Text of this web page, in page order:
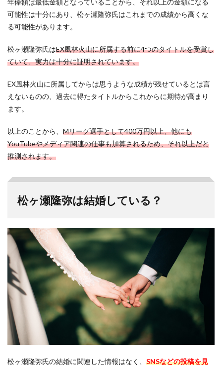
年俸額は最低金額となっていることから、それ以上の金額になる
可能性は十分にあり、松ヶ瀬隆弥氏はこれまでの成績から高くな
る可能性があります。
松ヶ瀬隆弥氏はEX風林火山に所属する前に4つのタイトルを受賞し
ていて、実力は十分に証明されています。
EX風林火山に所属してからは思うような成績が残せているとは言
えないものの、過去に得たタイトルからこれからに期待が高まり
ます。
以上のことから、 Mリーグ選手として400万円以上、他にも
YouTubeやメディア関連の仕事も加算されるため、それ以上だと
推測されます。
松ヶ瀬隆弥は結婚している？
松ヶ瀬隆弥氏の結婚に関連した情報はなく、 SNSなどの投稿を見